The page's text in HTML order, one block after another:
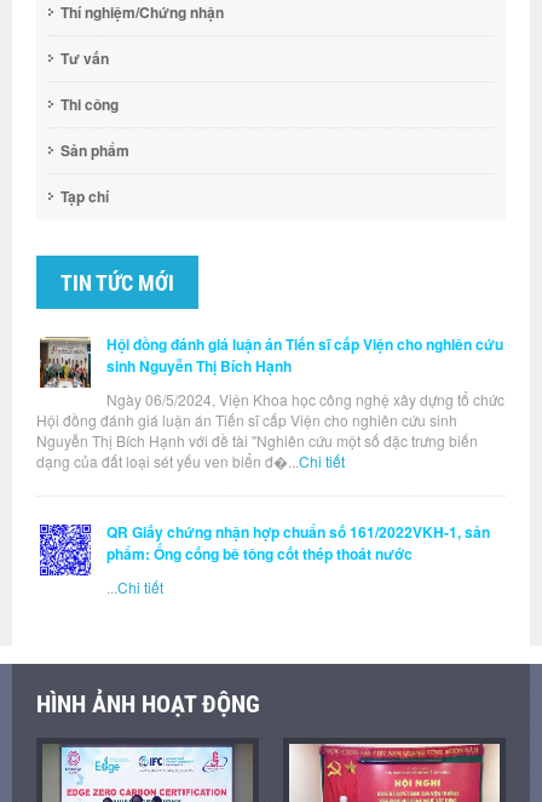
Thí nghiệm/Chứng nhận
Tư vấn
Thi công
Sản phẩm
Tạp chí
TIN TỨC MỚI
Hội đồng đánh giá luận án Tiến sĩ cấp Viện cho nghiên cứu
sinh Nguyễn Thị Bích Hạnh
Ngày 06/5/2024, Viện Khoa học công nghệ xây dựng tổ chức
Hội đồng đánh giá luận án Tiến sĩ cấp Viện cho nghiên cứu sinh
Nguyễn Thị Bích Hạnh với đề tài "Nghiên cứu một số đặc trưng biến
dạng của đất loại sét yếu ven biển đ�... Chi tiết
QR Giấy chứng nhận hợp chuẩn số 161/2022VKH-1, sản
phẩm: Ống cống bê tông cốt thép thoát nước
Chi tiết
HÌNH ẢNH HOẠT ĐỘNG